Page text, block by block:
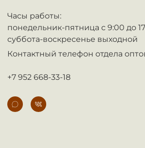
Часы работы:
понедельник-пятница с 9:00 до
суббота-воскресенье выходной
Контактный телефон отдела
+7 952 668-33-18